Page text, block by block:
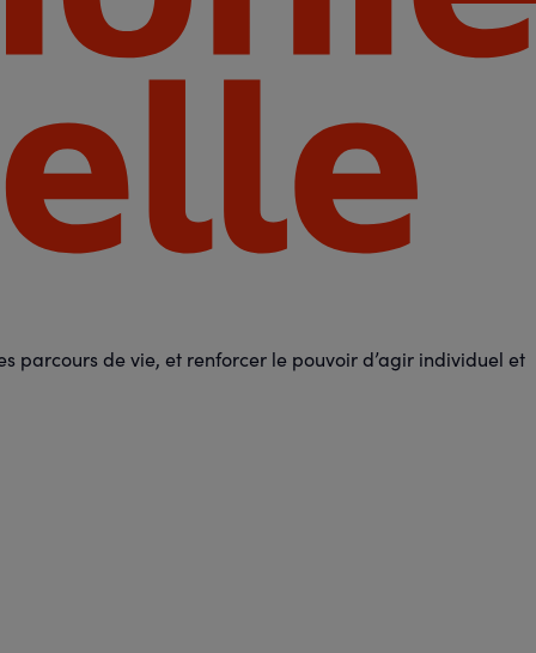
parcours de vie, et renforcer le pouvoir d’agir individuel et